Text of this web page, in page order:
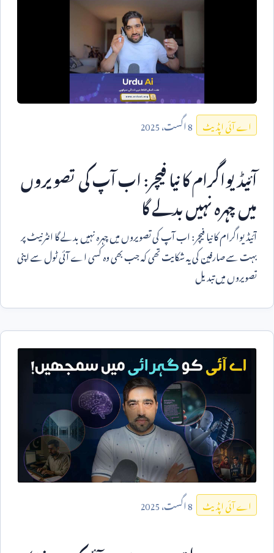
اے آئی اپڈیٹ 8اگست،2025
آئیڈیواگرام کا نیا فیچر: اب آپ کی تصویروں
میں چہرہ نہیں بدلے گا
آئیڈیواگرام کا نیا فیچر: اب آپ کی تصویروں میں چہرہ نہیں بدلے گا انٹرنیٹ پر
بہت سے صارفین کی یہ شکایت تھی کہ جب بھی وہ کسی اے آئی ٹول سے اپنی
تصویروں میں تبدیل
اے آئی اپڈیٹ 8اگست،2025